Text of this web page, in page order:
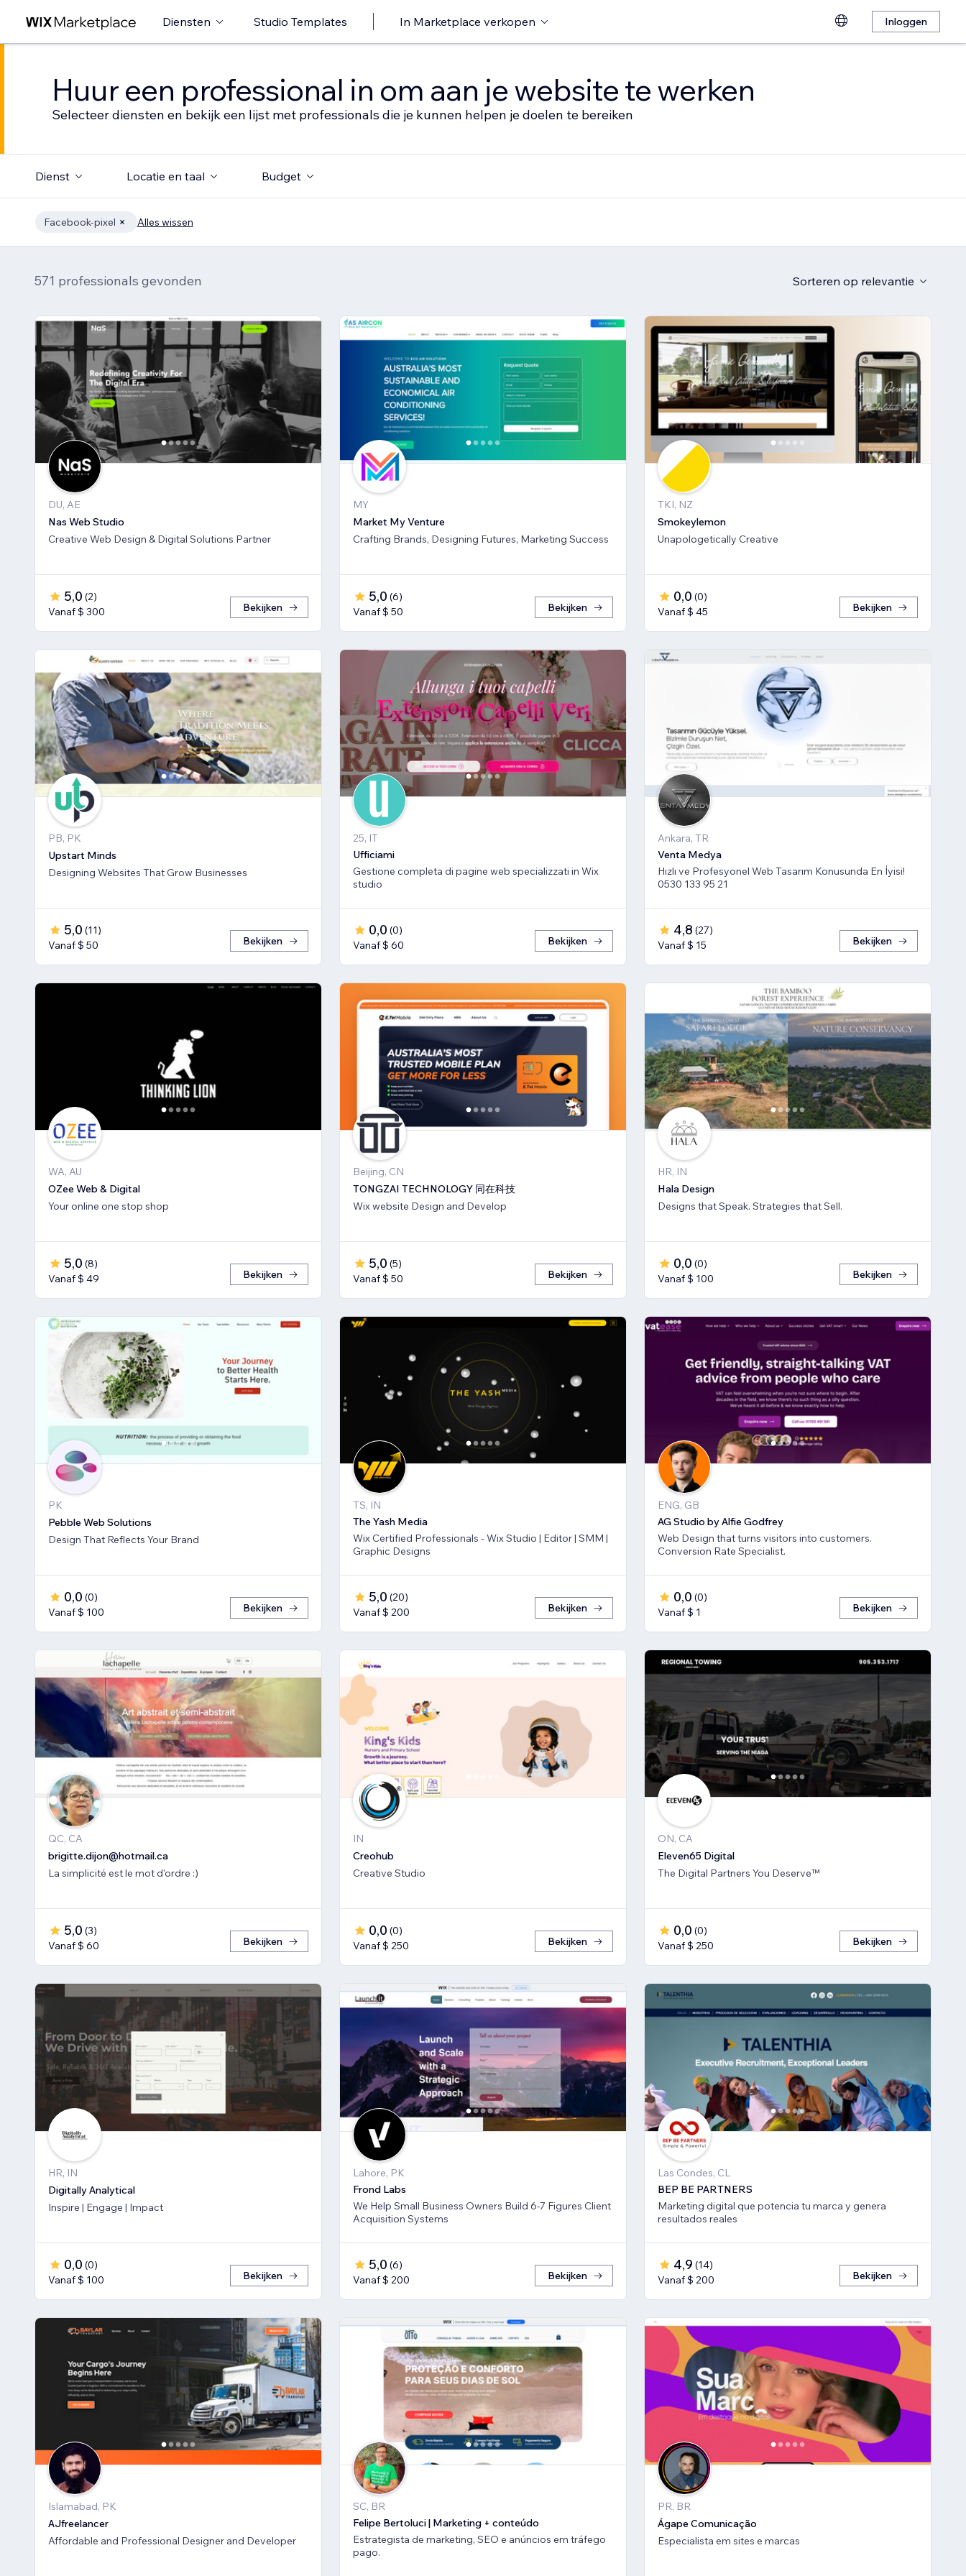
Diensten Studio Templates In Marketplace verkopen Inloggen
Huur een professional in om aan je website te werken
Selecteer diensten en bekijk een lijst met professionals die je kunnen helpen je doelen te bereiken
Dienst Locatie en taal Budget
Facebook-pixel Alles wissen
571 professionals gevonden Sorteren op relevantie
DU, AE
Nas Web Studio
Creative Web Design & Digital Solutions Partner
5,0 (2)
Vanaf $ 300
Bekijken
MY
Market My Venture
Crafting Brands, Designing Futures, Marketing Success
5,0 (6)
Vanaf $ 50
Bekijken
TKI, NZ
Smokeylemon
Unapologetically Creative
0,0 (0)
Vanaf $ 45
Bekijken
PB, PK
Upstart Minds
Designing Websites That Grow Businesses
5,0 (11)
Vanaf $ 50
Bekijken
25, IT
Ufficiami
Gestione completa di pagine web specializzati in Wix
studio
0,0 (0)
Vanaf $ 60
Bekijken
Ankara, TR
Venta Medya
Hızlı ve Profesyonel Web Tasarım Konusunda En İyisi!
0530 133 95 21
4,8 (27)
Vanaf $ 15
Bekijken
WA, AU
OZee Web & Digital
Your online one stop shop
5,0 (8)
Vanaf $ 49
Bekijken
Beijing, CN
TONGZAI TECHNOLOGY 同在科技
Wix website Design and Develop
5,0 (5)
Vanaf $ 50
Bekijken
HR, IN
Hala Design
Designs that Speak. Strategies that Sell.
0,0 (0)
Vanaf $ 100
Bekijken
PK
Pebble Web Solutions
Design That Reflects Your Brand
0,0 (0)
Vanaf $ 100
Bekijken
TS, IN
The Yash Media
Wix Certified Professionals - Wix Studio | Editor | SMM |
Graphic Designs
5,0 (20)
Vanaf $ 200
Bekijken
ENG, GB
AG Studio by Alfie Godfrey
Web Design that turns visitors into customers.
Conversion Rate Specialist.
0,0 (0)
Vanaf $ 1
Bekijken
QC, CA
brigitte.dijon@hotmail.ca
La simplicité est le mot d'ordre :)
5,0 (3)
Vanaf $ 60
Bekijken
IN
Creohub
Creative Studio
0,0 (0)
Vanaf $ 250
Bekijken
ON, CA
Eleven65 Digital
The Digital Partners You Deserve™
0,0 (0)
Vanaf $ 250
Bekijken
HR, IN
Digitally Analytical
Inspire | Engage | Impact
0,0 (0)
Vanaf $ 100
Bekijken
Lahore, PK
Frond Labs
We Help Small Business Owners Build 6-7 Figures Client
Acquisition Systems
5,0 (6)
Vanaf $ 200
Bekijken
Las Condes, CL
BEP BE PARTNERS
Marketing digital que potencia tu marca y genera
resultados reales
4,9 (14)
Vanaf $ 200
Bekijken
Islamabad, PK
AJfreelancer
Affordable and Professional Designer and Developer
SC, BR
Felipe Bertoluci | Marketing + conteúdo
Estrategista de marketing, SEO e anúncios em tráfego
pago.
PR, BR
Ágape Comunicação
Especialista em sites e marcas